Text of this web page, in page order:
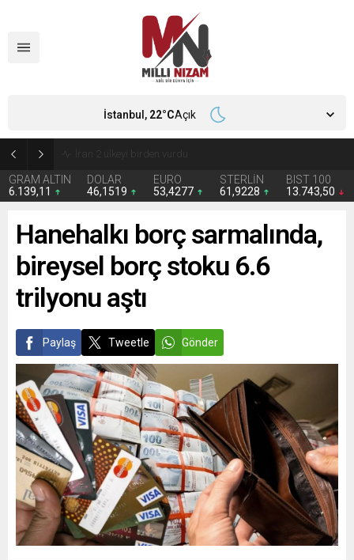
İran 2 ülkeyi birden vurdu
GRAM ALTIN
6.139,11
DOLAR
46,1519
EURO
53,4277
STERLİN
61,9228
BIST 100
13.743,50
İstanbul, 22°CAçık
Hanehalkı borç sarmalında,
bireysel borç stoku 6.6
trilyonu aştı
Paylaş Tweetle Gönder